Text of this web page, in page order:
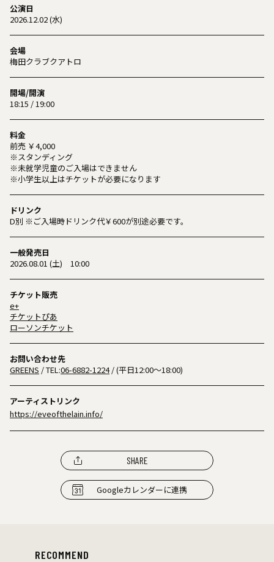
公演日
2026.12.02 (水)
会場
梅田クラブクアトロ
開場/開演
18:15 / 19:00
料金
前売 ￥4,000
※スタンディング
※未就学児童のご入場はできません
※小学生以上はチケットが必要になります
ドリンク
D別 ※ご入場時ドリンク代￥600が別途必要です。
一般発売日
2026.08.01 (土) 10:00
チケット販売
e+
チケットぴあ
ローソンチケット
お問い合わせ先
GREENS / TEL:06-6882-1224/ (平日12:00～18:00)
アーティストリンク
https://eveofthelain.info/
SHARE
Googleカレンダーに連携
RECOMMEND